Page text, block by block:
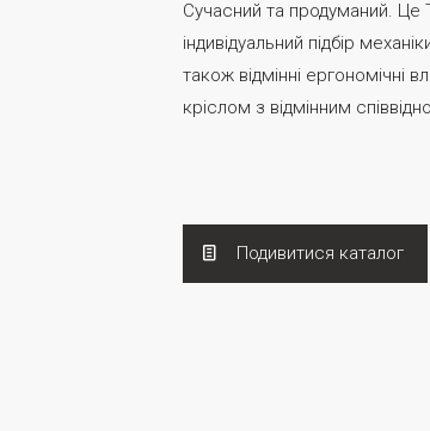
Сучасний та продуманий. Це
індивідуальний підбір
також відмінні ергономічні
кріслом з відмінним
Подивитися каталог